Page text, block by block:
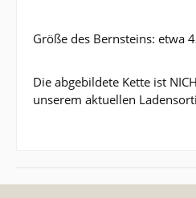
Größe des Bernsteins: etwa
Die abgebildete Kette ist
unserem aktuellen